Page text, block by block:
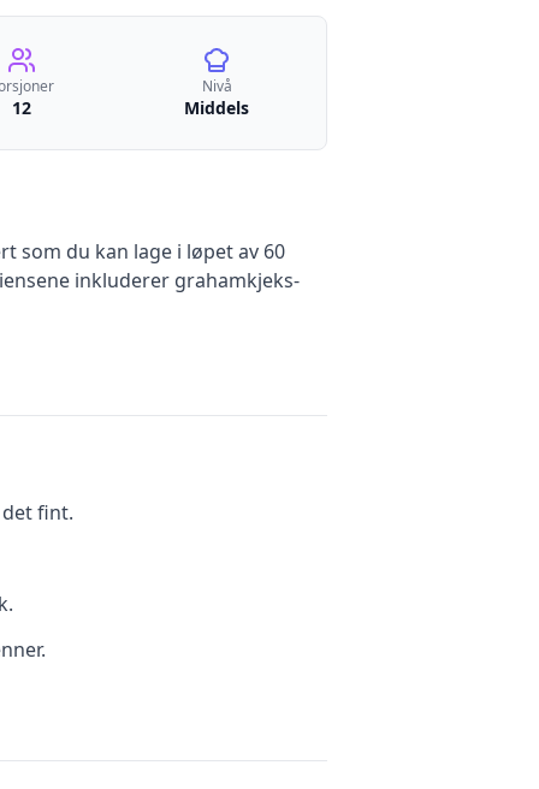
12
Nivå
Middels
som du kan lage i løpet av 60
inkluderer grahamkjeks-
fint.